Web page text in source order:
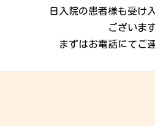
日入院の患者様も受け
ございます
まずはお電話にてご